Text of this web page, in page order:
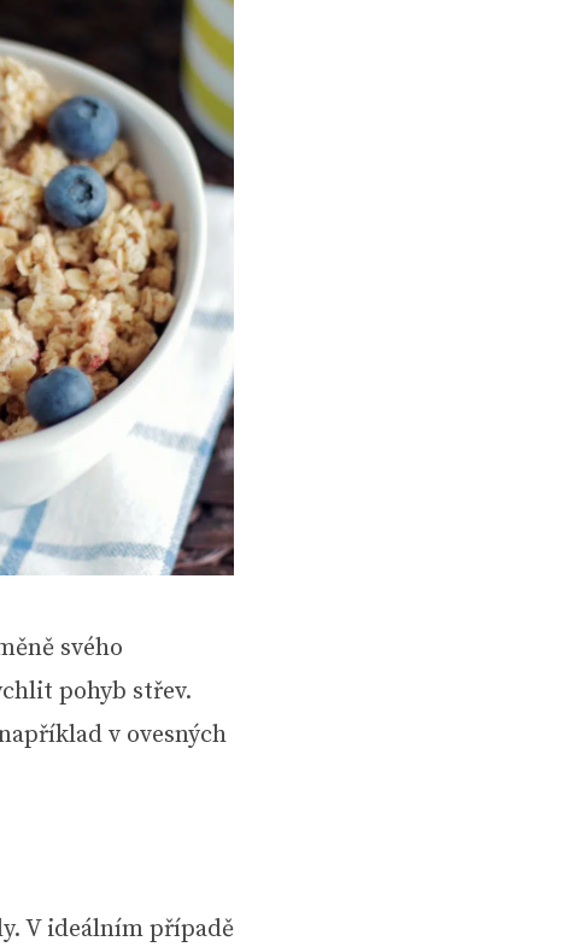
svého
pohyb střev.
v ovesných
V ideálním případě